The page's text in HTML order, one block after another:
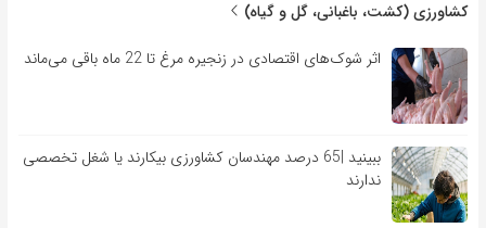
کشاورزی (کشت، باغبانی، گل و گیاه)
اثر شوک‌های اقتصادی در زنجیره مرغ تا 22 ماه باقی می‌ماند
ببینید |65 درصد مهندسان کشاورزی بیکارند یا شغل تخصصی
ندارند